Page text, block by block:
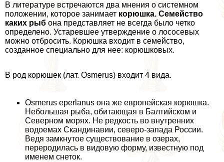
В литературе встречаются два мнения о системном
положении, которое занимает корюшка. Семейство
каких рыб она представляет не всегда было четко
определено. Устаревшее утверждение о лососевых
можно отбросить. Корюшка входит в семейство,
созданное специально для нее: корюшковых.
В род корюшек (лат. Osmerus) входит 4 вида.
Osmerus eperlanus она же европейская корюшка.
Небольшая рыба, обитающая в Балтийском и
Северном морях. Не редкость во внутренних
водоемах Скандинавии, северо-запада России.
Ведя замкнутое существование в озерах,
переродилась в видовую форму, известную под
именем снеток.